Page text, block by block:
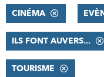
CINÉMA
ILS FONT AUVERS...
TOURISME